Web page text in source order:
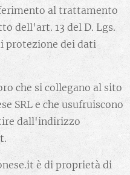
al trattamento
dell'art. 13 del D. Lgs.
protezione dei dati
che si collegano al sito
SRL e che usufruiscono
dall'indirizzo
è di proprietà di